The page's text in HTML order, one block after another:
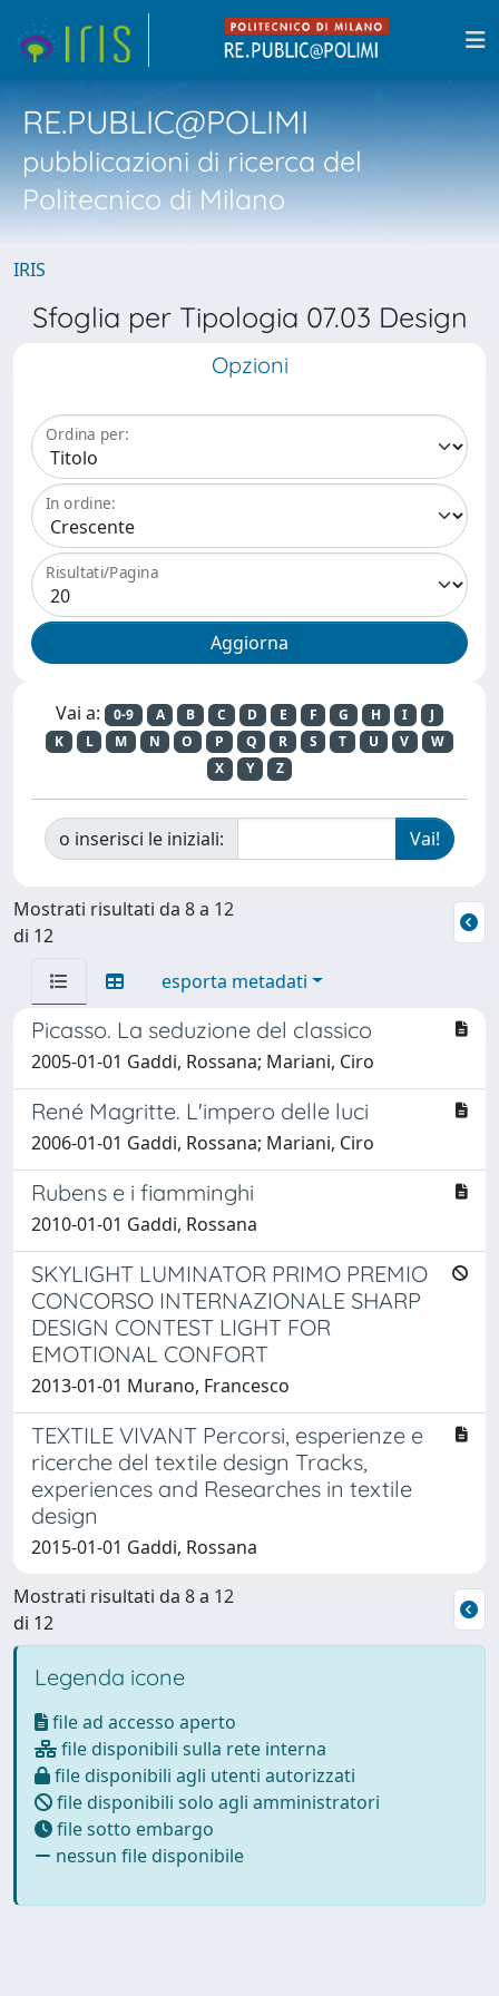
RE.PUBLIC@POLIMI
pubblicazioni di ricerca del
Politecnico di Milano
IRIS
Sfoglia per Tipologia 07.03 Design
Opzioni
Ordina per:
In ordine:
Risultati/Pagina
Vai a: 0-9 A B C D E F G H I
J
K
L M N O P Q R S T U V
W
X
Y Z
o inserisci le iniziali:
Mostrati risultati da 8 a 12
di 12
esporta metadati
Picasso. La seduzione del classico
2005-01-01 Gaddi, Rossana; Mariani, Ciro
René Magritte. L'impero delle luci
2006-01-01 Gaddi, Rossana; Mariani, Ciro
Rubens e i fiamminghi
2010-01-01 Gaddi, Rossana
SKYLIGHT LUMINATOR PRIMO PREMIO
CONCORSO INTERNAZIONALE SHARP
DESIGN CONTEST LIGHT FOR
EMOTIONAL CONFORT
2013-01-01 Murano, Francesco
TEXTILE VIVANT Percorsi, esperienze e
ricerche del textile design Tracks,
experiences and Researches in textile
design
2015-01-01 Gaddi, Rossana
Mostrati risultati da 8 a 12
di 12
Legenda icone
file ad accesso aperto
file disponibili sulla rete interna
file disponibili agli utenti autorizzati
file disponibili solo agli amministratori
file sotto embargo
nessun file disponibile